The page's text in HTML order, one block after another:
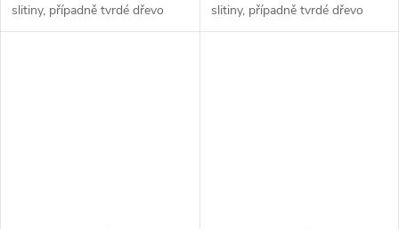
slitiny, případně tvrdé dřevo
slitiny, případně tvrdé dřevo